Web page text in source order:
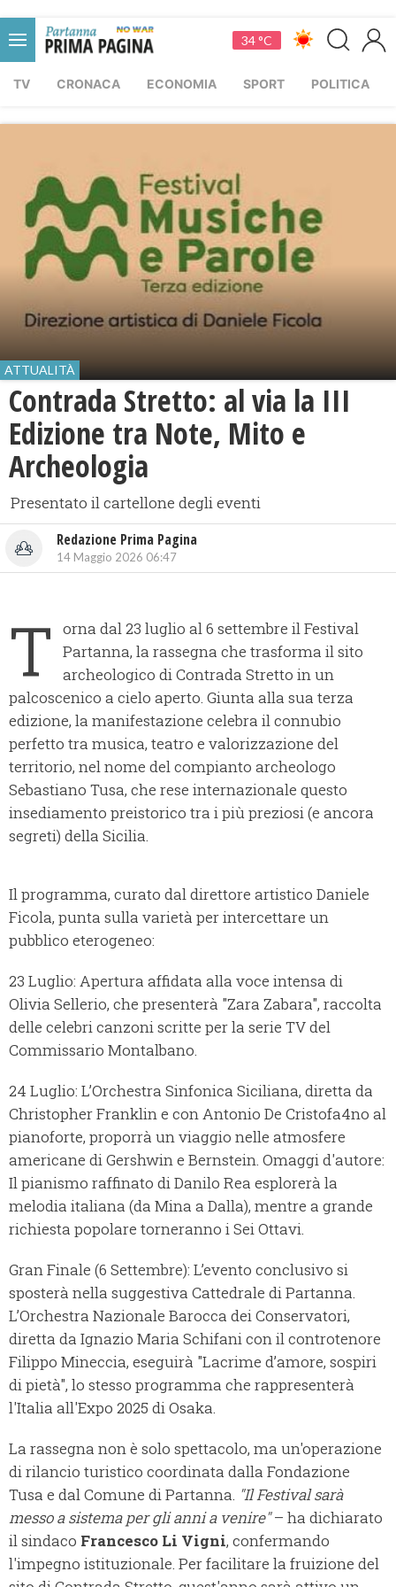
34 °C
TV CRONACA ECONOMIA SPORT POLITICA
ATTUALITÀ
Contrada Stretto: al via la III
Edizione tra Note, Mito e
Archeologia
Presentato il cartellone degli eventi
Redazione Prima Pagina
14 Maggio 2026 06:47
T
orna dal 23 luglio al 6 settembre il Festival
Partanna, la rassegna che trasforma il sito
archeologico di Contrada Stretto in un
palcoscenico a cielo aperto. Giunta alla sua terza
edizione, la manifestazione celebra il connubio
perfetto tra musica, teatro e valorizzazione del
territorio, nel nome del compianto archeologo
Sebastiano Tusa, che rese internazionale questo
insediamento preistorico tra i più preziosi (e ancora
segreti) della Sicilia.
Il programma, curato dal direttore artistico Daniele
Ficola, punta sulla varietà per intercettare un
pubblico eterogeneo:
23 Luglio: Apertura affidata alla voce intensa di
Olivia Sellerio, che presenterà "Zara Zabara", raccolta
delle celebri canzoni scritte per la serie TV del
Commissario Montalbano.
24 Luglio: L’Orchestra Sinfonica Siciliana, diretta da
Christopher Franklin e con Antonio De Cristofa4no al
pianoforte, proporrà un viaggio nelle atmosfere
americane di Gershwin e Bernstein. Omaggi d'autore:
Il pianismo raffinato di Danilo Rea esplorerà la
melodia italiana (da Mina a Dalla), mentre a grande
richiesta popolare torneranno i Sei Ottavi.
Gran Finale (6 Settembre): L’evento conclusivo si
sposterà nella suggestiva Cattedrale di Partanna.
L’Orchestra Nazionale Barocca dei Conservatori,
diretta da Ignazio Maria Schifani con il controtenore
Filippo Mineccia, eseguirà "Lacrime d’amore, sospiri
di pietà", lo stesso programma che rappresenterà
l'Italia all'Expo 2025 di Osaka.
La rassegna non è solo spettacolo, ma un'operazione
di rilancio turistico coordinata dalla Fondazione
Tusa e dal Comune di Partanna. "Il Festival sarà
messo a sistema per gli anni a venire"– ha dichiarato
il sindaco Francesco Li Vigni, confermando
l'impegno istituzionale. Per facilitare la fruizione del